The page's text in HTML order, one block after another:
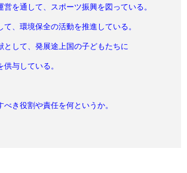
営を通して、スポーツ振興を図っている。
て、環境保全の活動を推進している。
として、発展途上国の子どもたちに
与している。
べき役割や責任を何というか。